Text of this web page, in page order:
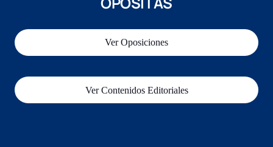
Ver Oposiciones
Ver Contenidos Editoriales